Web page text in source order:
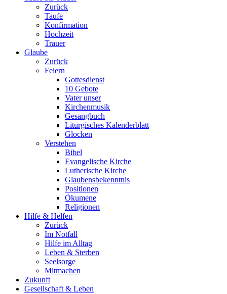
Zurück
Taufe
Konfirmation
Hochzeit
Trauer
Glaube
Zurück
Feiern
Gottesdienst
10 Gebote
Vater unser
Kirchenmusik
Gesangbuch
Liturgisches Kalenderblatt
Glocken
Verstehen
Bibel
Evangelische Kirche
Lutherische Kirche
Glaubensbekenntnis
Positionen
Ökumene
Religionen
Hilfe & Helfen
Zurück
Im Notfall
Hilfe im Alltag
Leben & Sterben
Seelsorge
Mitmachen
Zukunft
Gesellschaft & Leben